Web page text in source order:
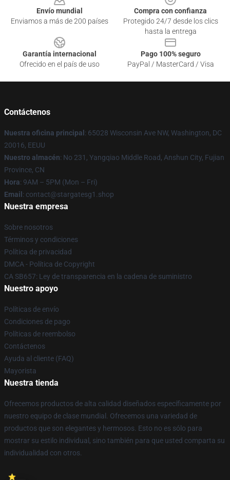
Envío mundial
Enviamos a más de 200 países
Compra con confianza
Protegido 24/7 desde los clics
hasta la entrega
Garantía internacional
Ofrecido en el país de uso
Pago 100% seguro
PayPal / MasterCard / Visa
Contáctenos
Nuestra oficina principal : 65028 Wisconsin Ave NW, Washington, DC
20016, EEUU
Nuestro almacén: No 231, Yangqiao Middle Road, Anshun City, Fujian
Province, CN
Hora: 9AM – 5PM (Mon – Fri)
Email : contact@stargatesg1.shop
Nuestra empresa
Sobre nosotros
Términos y condiciones
Política de privacidad
DMCA - Política de Copyright
CA SB657: Ley de transparencia en la cadena de suministro
Nuestro apoyo
Políticas de envío
Condiciones de pago
Políticas de reembolso
Contáctenos
Ayuda al cliente (FAQ)
Mayorista
Nuestra tienda
Ofrecemos productos de alta calidad diseñados específicamente por
nuestro equipo de clase mundial. Ofrecemos una variedad de
productos que son elegantes y hermosos. Esto no es sólo para
mostrar su estilo individual, sino también para que usted comparta su
individualidad con otros.